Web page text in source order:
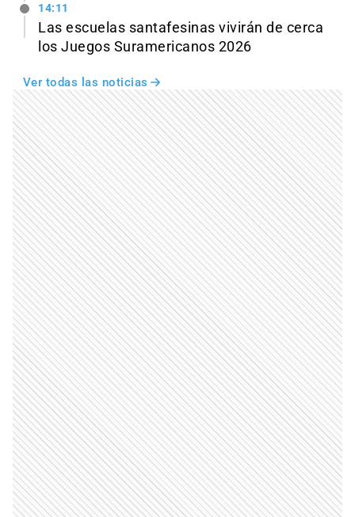
14:11
Las escuelas santafesinas vivirán de cerca
los Juegos Suramericanos 2026
Ver todas las noticias